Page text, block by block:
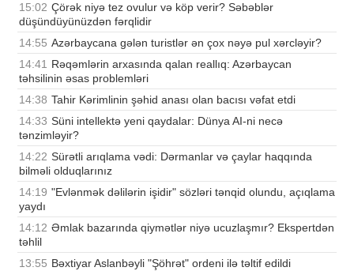
15:02 Çörək niyə tez ovulur və köp verir? Səbəblər
düşündüyünüzdən fərqlidir
14:55 Azərbaycana gələn turistlər ən çox nəyə pul xərcləyir?
14:41 Rəqəmlərin arxasında qalan reallıq: Azərbaycan
təhsilinin əsas problemləri
14:38 Tahir Kərimlinin şəhid anası olan bacısı vəfat etdi
14:33 Süni intellektə yeni qaydalar: Dünya AI-ni necə
tənzimləyir?
14:22 Sürətli arıqlama vədi: Dərmanlar və çaylar haqqında
bilməli olduqlarınız
14:19 "Evlənmək dəlilərin işidir" sözləri tənqid olundu, açıqlama
yaydı
14:12 Əmlak bazarında qiymətlər niyə ucuzlaşmır? Ekspertdən
təhlil
13:55 Bəxtiyar Aslanbəyli "Şöhrət" ordeni ilə təltif edildi